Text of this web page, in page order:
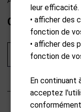
CHF 9.90
Ajouter
Caractéristiques
leur efficacité.
• afficher des
fonction de
• afficher des
fonction de
En continuant
acceptez